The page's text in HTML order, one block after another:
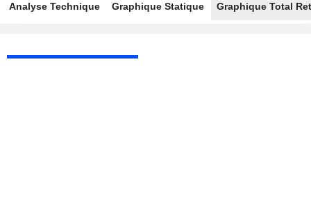
Analyse Technique Graphique Statique Graphique Total